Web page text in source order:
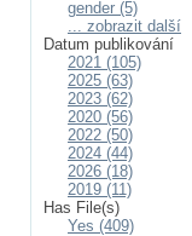
gender (5)
... zobrazit další
Datum publikování
2021 (105)
2025 (63)
2023 (62)
2020 (56)
2022 (50)
2024 (44)
2026 (18)
2019 (11)
Has File(s)
Yes (409)